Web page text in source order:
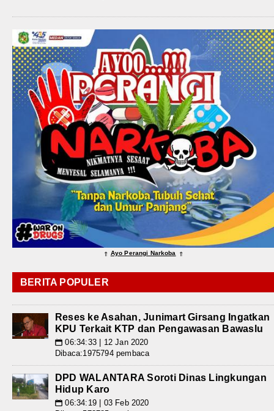
⇑ Ayo Perangi Narkoba ⇑
BERITA POPULER
Reses ke Asahan, Junimart Girsang Ingatkan
KPU Terkait KTP dan Pengawasan Bawaslu
📅 06:34:33 | 12 Jan 2020
Dibaca:1975794 pembaca
DPD WALANTARA Soroti Dinas Lingkungan
Hidup Karo
📅 06:34:19 | 03 Feb 2020